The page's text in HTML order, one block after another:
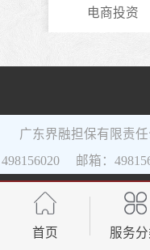
电商投资
广东界融担保有限责
498156020 邮箱：
首页 服务